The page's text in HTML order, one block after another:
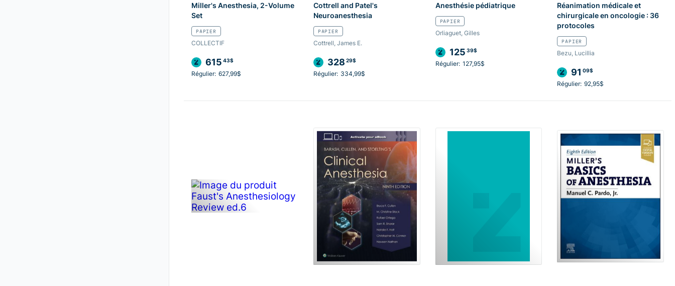
Miller's Anesthesia, 2-Volume
Set
PAPIER
COLLECTIF
615 43$
Régulier: 627,99$
Cottrell and Patel's
Neuroanesthesia
PAPIER
Cottrell, James E.
328 29$
Régulier: 334,99$
Anesthésie pédiatrique
PAPIER
Orliaguet, Gilles
125 39$
Régulier: 127,95$
Réanimation médicale et
chirurgicale en oncologie : 36
protocoles
PAPIER
Bezu, Lucillia
91 09$
Régulier: 92,95$